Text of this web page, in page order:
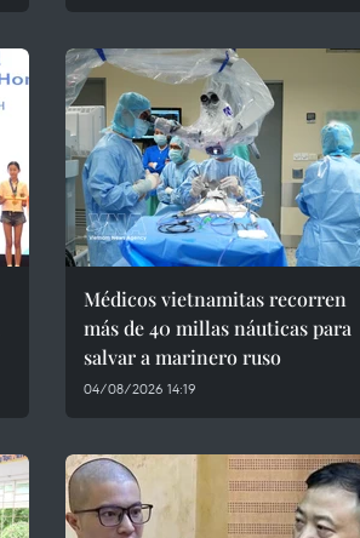
Médicos vietnamitas recorren
más de 40 millas náuticas para
salvar a marinero ruso
04/08/2026 14:19